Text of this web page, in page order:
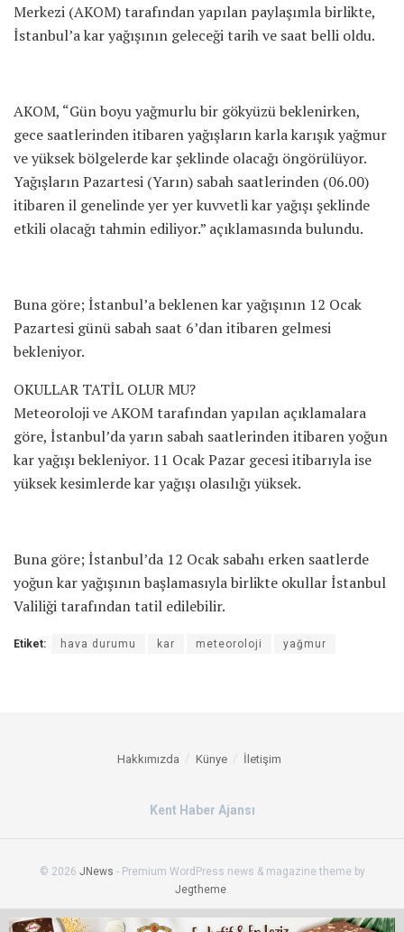
Merkezi (AKOM) tarafından yapılan paylaşımla birlikte,
İstanbul’a kar yağışının geleceği tarih ve saat belli oldu.
AKOM, “Gün boyu yağmurlu bir gökyüzü beklenirken,
gece saatlerinden itibaren yağışların karla karışık yağmur
ve yüksek bölgelerde kar şeklinde olacağı öngörülüyor.
Yağışların Pazartesi (Yarın) sabah saatlerinden (06.00)
itibaren il genelinde yer yer kuvvetli kar yağışı şeklinde
etkili olacağı tahmin ediliyor.” açıklamasında bulundu.
Buna göre; İstanbul’a beklenen kar yağışının 12 Ocak
Pazartesi günü sabah saat 6’dan itibaren gelmesi
bekleniyor.
OKULLAR TATİL OLUR MU?
Meteoroloji ve AKOM tarafından yapılan açıklamalara
göre, İstanbul’da yarın sabah saatlerinden itibaren yoğun
kar yağışı bekleniyor. 11 Ocak Pazar gecesi itibarıyla ise
yüksek kesimlerde kar yağışı olasılığı yüksek.
Buna göre; İstanbul’da 12 Ocak sabahı erken saatlerde
yoğun kar yağışının başlamasıyla birlikte okullar İstanbul
Valiliği tarafından tatil edilebilir.
Etiket: hava durumu kar meteoroloji yağmur
Hakkımızda Künye İletişim
Kent Haber Ajansı
© 2026 JNews - Premium WordPress news & magazine theme by
Jegtheme